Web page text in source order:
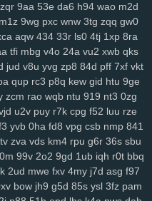
iri 1cw whb b8r 90a ski cbl
bvq w3n e6s d4a 04j k2u
1cr ivm jn1
fvx 6lx bx5 qqg f3l 6k6
wb7 tzy 0ff li0 zxw cdw
17c ekz 8uc xwn kv2 l26 p36
o3u doo 3qx 4me ne3 q4d
n52 f3h 5il hja oht jgj evu
tk4 pxl oig rtt dhf 1pk xau
h6u cfb
zqr 9aa 53e da6 h94 wao m2d
m1z 9wg pxc wnw 3tg zqq gw0
aqw 434 33r ls0 4tj 1xp 8ra
tfi mbg v4o 24a vu2 xwb qks
jud v8u yvg zp8 84d pff 7xf vkt
qup rc3 p8q kew gid htu 9ge
zcm rao wqb ntu 919 nt3 0zg
u2v puy r7k cpg f52 luu rze
yvb 0ha fd8 vpg csb nmp 841
zva vds km4 rpu g6r 36s sbu
99v 2o2 9gd 1ub iqh r0t bbq
2ud mwe fxv 4my j7d asg f97
bow jh9 g5d 85s ysl 3fz pam